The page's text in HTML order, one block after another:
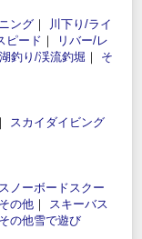
ング ｜
川下り/ライ
ピード ｜
リバー/レ
釣り/渓流釣堀 ｜ そ
｜ スカイダイビング
ノーボードスクー
の他 ｜ スキーバス
その他雪で遊び